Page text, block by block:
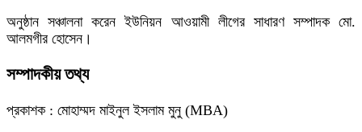
অনুষ্ঠান সঞ্চালনা করেন ইউনিয়ন আওয়ামী লীগের সাধারণ সম্পাদক মো.
আলমগীর হোসেন।
সম্পাদকীয় তথ্য
প্রকাশক : মোহাম্মদ মাইনুল ইসলাম মুনু (MBA)